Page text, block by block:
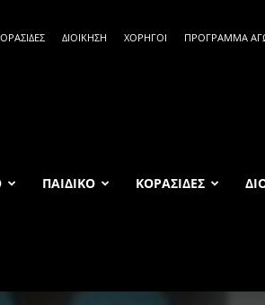
ΔΙΟΙΚΗΣΗ ΧΟΡΗΓΟΙ ΠΡΟΓΡΑΜΜΑ
ΠΑΙΔΙΚΟ ΚΟΡΑΣΙΔΕΣ